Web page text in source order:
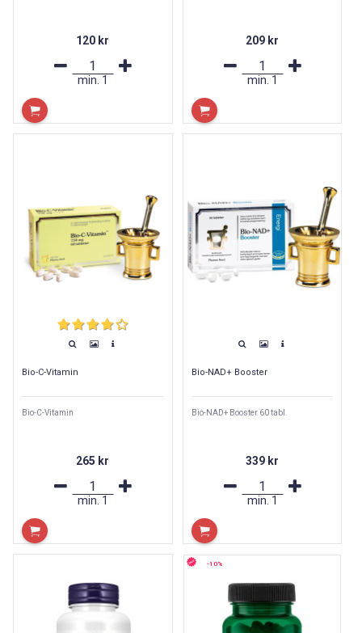
120 kr
min. 1
209 kr
min. 1
Bio-C-Vitamin
Bio-C-Vitamin
265 kr
min. 1
Bio-NAD+ Booster
Bio-NAD+ Booster 60 tabl.
339 kr
min. 1
-10%